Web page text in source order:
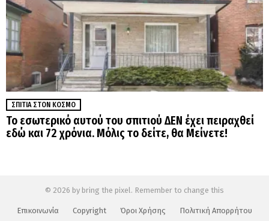
ΣΠΊΤΙΑ ΣΤΟΝ ΚΌΣΜΟ
Το εσωτερικό αυτού του σπιτιού ΔΕΝ έχει πειραχθεί
εδώ και 72 χρόνια. Μόλις το δείτε, θα Μείνετε!
© 2026 by bring the pixel. Remember to change this
Επικοινωνία Copyright Όροι Χρήσης Πολιτική Απορρήτου